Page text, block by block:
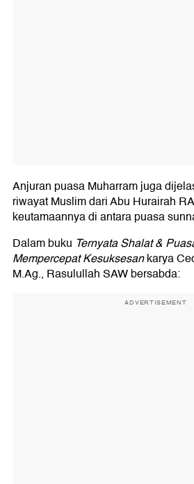
Anjuran puasa Muharram juga
riwayat Muslim dari Abu Hurairah
keutamaannya di antara puasa
Dalam buku Ternyata Shalat &
Mempercepat Kesuksesankarya
M.Ag., Rasulullah SAW bersabda:
ADVERTISEMENT